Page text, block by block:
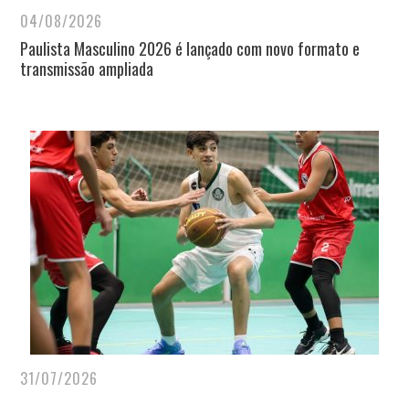
04/08/2026
Paulista Masculino 2026 é lançado com novo formato e
transmissão ampliada
31/07/2026